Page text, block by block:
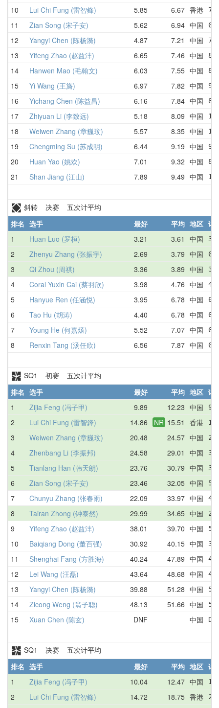
10 Lui Chi Fung (雷智鋒) 5.85 6.67 香港
11 Zian Song (宋子安) 5.62 6.94 中国
12 Yangyi Chen (陈杨漪) 4.87 7.21 中国
13 Yifeng Zhao (赵益沣) 6.65 7.46 中国
14 Hanwen Mao (毛翰文) 6.03 7.55 中国
15 Yi Wang (王旖) 6.97 7.82 中国
16 Yichang Chen (陈益昌) 6.16 7.84 中国
17 Zhiyuan Li (李致远) 5.18 8.09 中国
18 Weiwen Zhang (章巍玟) 5.57 8.35 中国
19 Chengming Su (苏成明) 6.44 9.19 中国
20 Huan Yao (姚欢) 7.01 9.32 中国
21 Shan Jiang (江山) 7.89 9.49 中国
斜转 决赛 五次计平均
排名 选手 最好 平均 地区 详
1
Huan Luo (罗桓) 3.21 3.61 中国
2 Zhenyu Zhang (张振宇) 2.69 3.79 中国
3 Qi Zhou (周祺) 3.36 3.89 中国
4 Coral Yuxin Cai (蔡羽欣) 3.98 4.76 中国
5 Hanyue Ren (任涵悦) 3.95 6.78 中国
6 Tao Hu (胡涛) 4.40 6.78 中国
7 Young He (何嘉炀) 5.52 7.07 中国
8 Renxin Tang (汤任欣) 6.56 7.87 中国
SQ1 初赛 五次计平均
排名 选手 最好 平均 地区 详
1
Zijia Feng (冯子甲) 9.89 12.23 中国
2 Lui Chi Fung (雷智鋒) 14.86 NR 15.51 香港
3 Weiwen Zhang (章巍玟) 20.48 24.57 中国
4 Zhenbang Li (李振邦) 24.58 29.01 中国
5 Tianlang Han (韩天朗) 23.76 30.79 中国
6 Zian Song (宋子安) 23.46 32.05 中国
7 Chunyu Zhang (张春雨) 22.09 33.97 中国
8 Tairan Zhong (钟泰然) 29.99 34.65 中国
9 Yifeng Zhao (赵益沣) 38.01 39.70 中国
10 Baiqiang Dong (董百强) 30.92 40.15 中国
11 Shenghai Fang (方胜海) 40.24 47.89 中国
12 Lei Wang (汪磊) 43.64 48.68 中国
13 Yangyi Chen (陈杨漪) 39.88 51.28 中国
14 Zicong Weng (翁子聪) 48.13 51.66 中国
15 Xuan Chen (陈玄) DNF 中国
SQ1 决赛 五次计平均
排名 选手 最好 平均 地区 详
1
Zijia Feng (冯子甲) 10.04 12.47 中国
2 Lui Chi Fung (雷智鋒) 14.72 18.75 香港